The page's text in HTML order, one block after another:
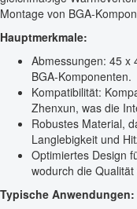
Montage von BGA-
Hauptmerkmale:
Abmessungen: 45 x
BGA-Komponenten.
Kompatibilität:
Zhenxun, was die
Robustes Material,
Langlebigkeit und
Optimiertes Design
wodurch die
Typische Anwendungen: